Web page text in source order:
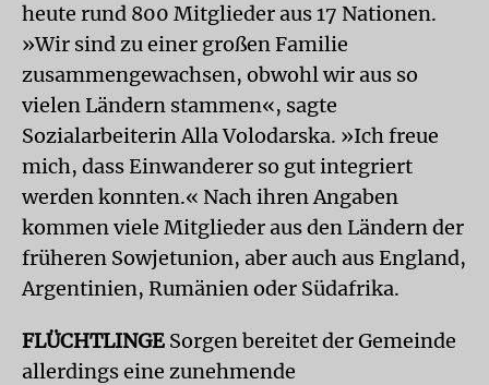
heute rund 800 Mitglieder aus 17 Nationen.
»Wir sind zu einer großen Familie
zusammengewachsen, obwohl wir aus so
vielen Ländern stammen«, sagte
Sozialarbeiterin Alla Volodarska. »Ich freue
mich, dass Einwanderer so gut integriert
werden konnten.« Nach ihren Angaben
kommen viele Mitglieder aus den Ländern der
früheren Sowjetunion, aber auch aus England,
Argentinien, Rumänien oder Südafrika.
FLÜCHTLINGE Sorgen bereitet der Gemeinde
allerdings eine zunehmende